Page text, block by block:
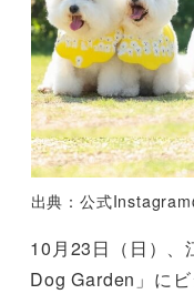
出典：公式
10月23日（日）、
Dog Garden」に